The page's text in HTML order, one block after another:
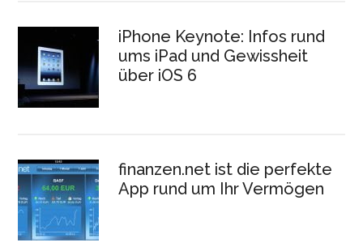
iPhone Keynote: Infos rund
ums iPad und Gewissheit
über iOS 6
finanzen.net ist die perfekte
App rund um Ihr Vermögen